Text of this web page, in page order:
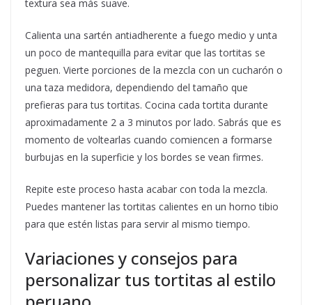
textura sea más suave.
Calienta una sartén antiadherente a fuego medio y unta
un poco de mantequilla para evitar que las tortitas se
peguen. Vierte porciones de la mezcla con un cucharón o
una taza medidora, dependiendo del tamaño que
prefieras para tus tortitas. Cocina cada tortita durante
aproximadamente 2 a 3 minutos por lado. Sabrás que es
momento de voltearlas cuando comiencen a formarse
burbujas en la superficie y los bordes se vean firmes.
Repite este proceso hasta acabar con toda la mezcla.
Puedes mantener las tortitas calientes en un horno tibio
para que estén listas para servir al mismo tiempo.
Variaciones y consejos para
personalizar tus tortitas al estilo